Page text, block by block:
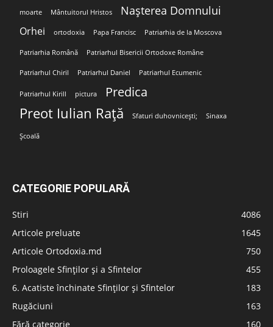
moarte Mântuitorul Hristos Nașterea Domnului
Orhei ortodoxia Papa Francisc Patriarhia de la Moscova
Patriarhia Română Patriarhul Bisericii Ortodoxe Române
Patriarhul Chiril Patriarhul Daniel Patriarhul Ecumenic
Patriarhul Kirill pictura Predica
Preot Iulian Rață Sfaturi duhovnicești; Sinaxa
Școală
CATEGORIE POPULARĂ
Stiri
4086
Articole preluate
1645
Articole Ortodoxia.md
750
Proloagele Sfinților și a Sfintelor
455
6. Acatiste închinate Sfinților și Sfintelor
183
Rugăciuni
163
Fără categorie
160